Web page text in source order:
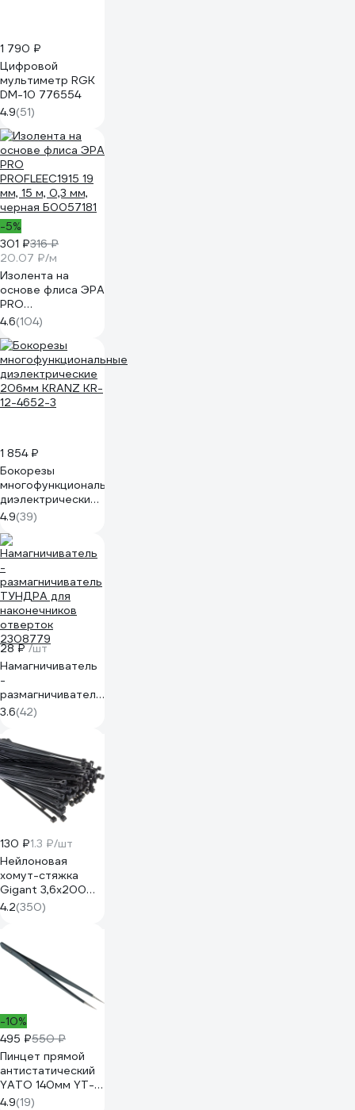
1 790 ₽
Цифровой
мультиметр RGK
DM-10 776554
4.9(51)
-5%
301 ₽316 ₽
20.07 ₽/м
Изолента на
основе флиса ЭРА
PRO
PROFLEEC1915 19
мм, 15 м, 0,3 мм,
черная Б0057181
4.6(104)
1 854 ₽
Бокорезы
многофункциональные
диэлектрические
206мм KRANZ KR-
12-4652-3
4.9(39)
28 ₽/шт
Намагничиватель
-
размагничиватель
ТУНДРА для
наконечников
отверток
2308779
3.6(42)
130 ₽1.3 ₽/шт
Нейлоновая
хомут-стяжка
Gigant 3,6х200
черный, 100 шт
G/1/4
4.2(350)
-10%
495 ₽550 ₽
Пинцет прямой
антистатический
YATO 140мм YT-
6916 37146916 092
4.9(19)